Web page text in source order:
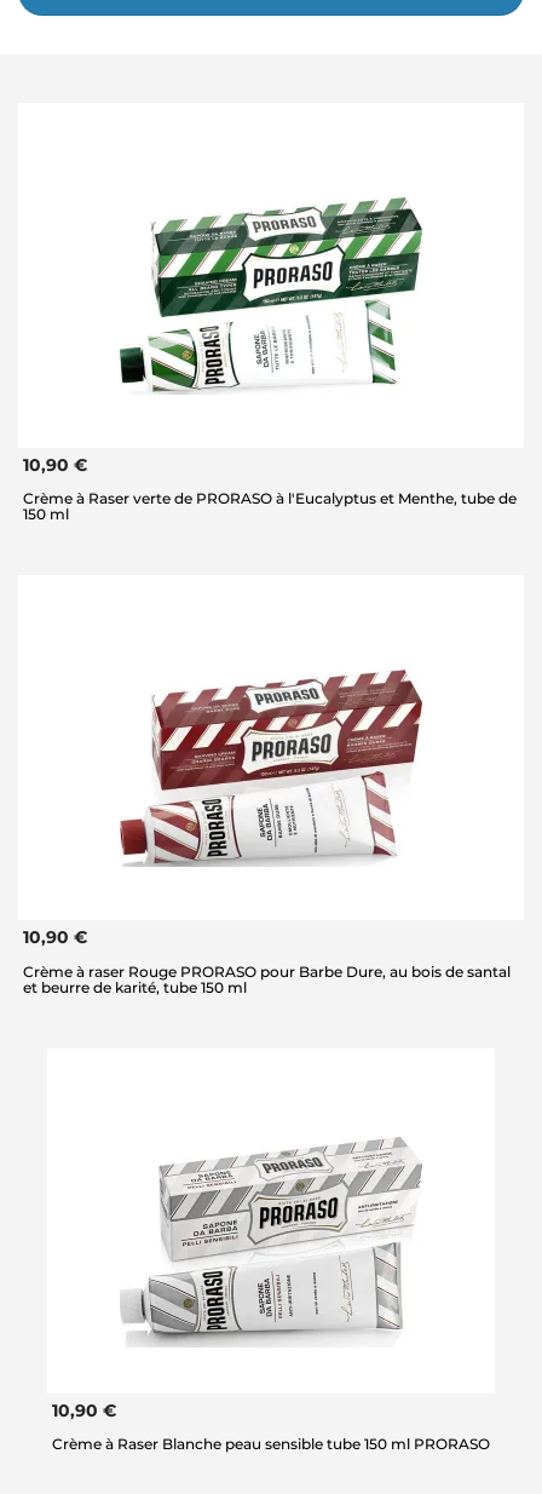
10,90 €
Crème à Raser verte de PRORASO à l'Eucalyptus et Menthe, tube de
150 ml
10,90 €
Crème à raser Rouge PRORASO pour Barbe Dure, au bois de santal
et beurre de karité, tube 150 ml
10,90 €
Crème à Raser Blanche peau sensible tube 150 ml PRORASO